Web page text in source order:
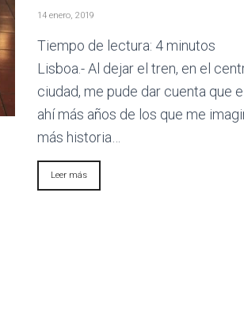
14 enero, 2019
Tiempo de lectura: 4 minutos
Lisboa.- Al dejar el tren, en el
ciudad, me pude dar cuenta que
ahí más años de los que me
más historia…
Leer más